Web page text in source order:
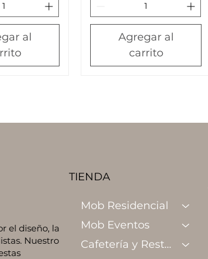
al
Agregar al
carrito
el diseño, la
Nuestro
TIENDA
Mob Residencial
Mob Eventos
Cafetería y Restaurante